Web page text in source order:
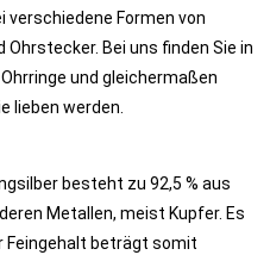
verschiedene Formen von
Ohrstecker. Bei uns finden Sie in
und gleichermaßen
lieben werden.
besteht zu 92,5 % aus
Metallen, meist Kupfer. Es
Feingehalt beträgt somit